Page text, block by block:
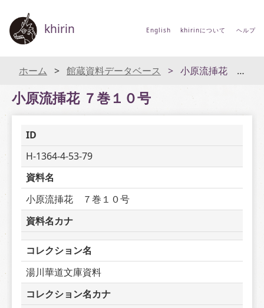
khirin English khirinについて ヘルプ
ホーム 館蔵資料データベース 小原流挿花 ７巻１０号
小原流挿花 ７巻１０号
ID
H-1364-4-53-79
資料名
小原流挿花　７巻１０号
資料名カナ
コレクション名
湯川華道文庫資料
コレクション名カナ